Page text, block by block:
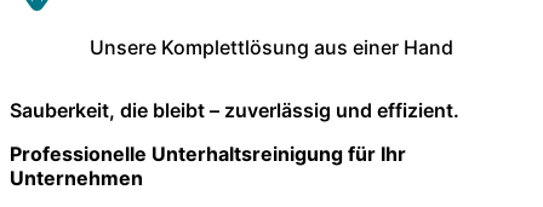
Unsere Komplettlösung aus einer Hand
Sauberkeit, die bleibt – zuverlässig und effizient.
Professionelle Unterhaltsreinigung für Ihr
Unternehmen